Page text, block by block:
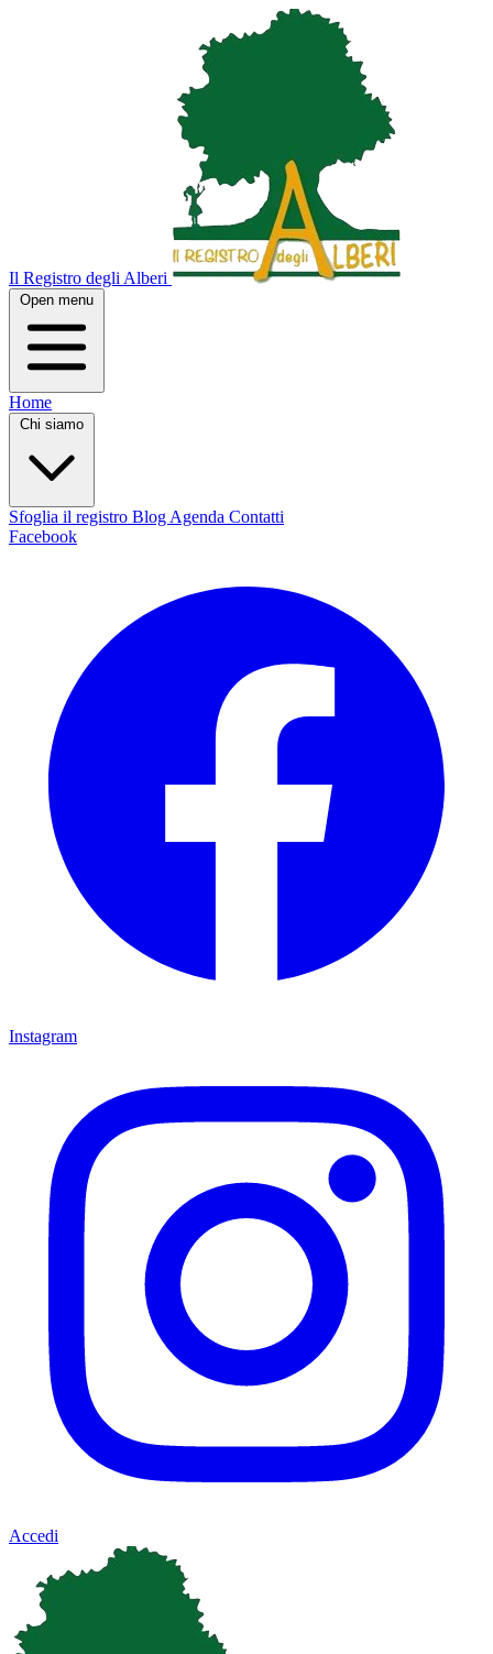
Il Registro degli Alberi
Open menu
Home
Chi siamo
Sfoglia il registro Blog Agenda Contatti
Facebook
Instagram
Accedi